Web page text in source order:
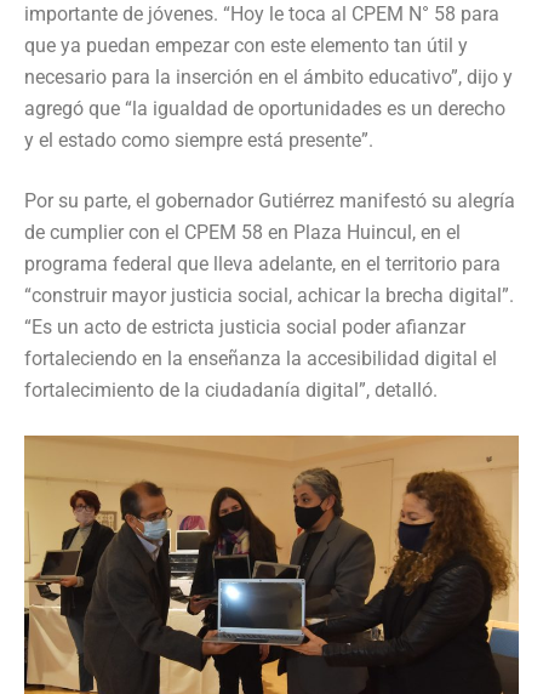
importante de jóvenes. “Hoy le toca al CPEM N° 58 para
que ya puedan empezar con este elemento tan útil y
necesario para la inserción en el ámbito educativo”, dijo y
agregó que “la igualdad de oportunidades es un derecho
y el estado como siempre está presente”.
Por su parte, el gobernador Gutiérrez manifestó su alegría
de cumplier con el CPEM 58 en Plaza Huincul, en el
programa federal que lleva adelante, en el territorio para
“construir mayor justicia social, achicar la brecha digital”.
“Es un acto de estricta justicia social poder afianzar
fortaleciendo en la enseñanza la accesibilidad digital el
fortalecimiento de la ciudadanía digital”, detalló.